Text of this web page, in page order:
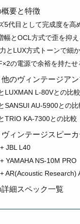
要と特徴
5代目として完成度を高
とOCL方式で歪を抑え
とLUX方式トーンで細
の電源で余裕を持たせ
のヴィンテージア
LUXMAN L-80Vとの比較
SANSUI AU-5900との比
TRIO KA-7300との比較
ィンテージスピー
JBL L40
YAMAHA NS-10M PRO
AR(Acoustic Research)
細スペック一覧